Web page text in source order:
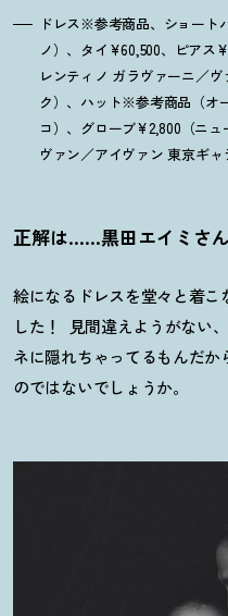
ドレス※参考商品、ショート
ノ）、タイ¥60,500、ピアス
レンティノ ガラヴァーニ／
ク）、ハット※参考商品（オ
コ）、グローブ¥2,800（ニ
ヴァン／アイヴァン 東京ギャ
正解は……黒田エイミさん
絵になるドレスを堂々と着
した ！
見間違えようがない
ネに隠れちゃってるもんだ
のではないでしょうか。